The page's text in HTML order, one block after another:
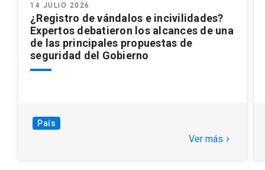
14 JULIO 2026
¿Registro de vándalos e incivilidades?
Expertos debatieron los alcances de una
de las principales propuestas de
seguridad del Gobierno
País
Ver más keyboard_arrow_right